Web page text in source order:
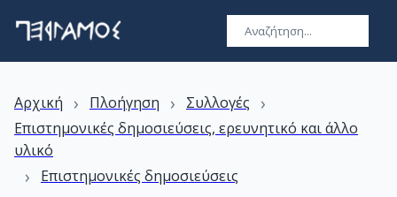
Αρχική › Πλοήγηση › Συλλογές ›
Επιστημονικές δημοσιεύσεις, ερευνητικό και άλλο
υλικό
› Επιστημονικές δημοσιεύσεις